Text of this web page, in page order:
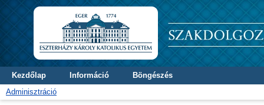
Kezdőlap Információ
Böngészés
Adminisztráció